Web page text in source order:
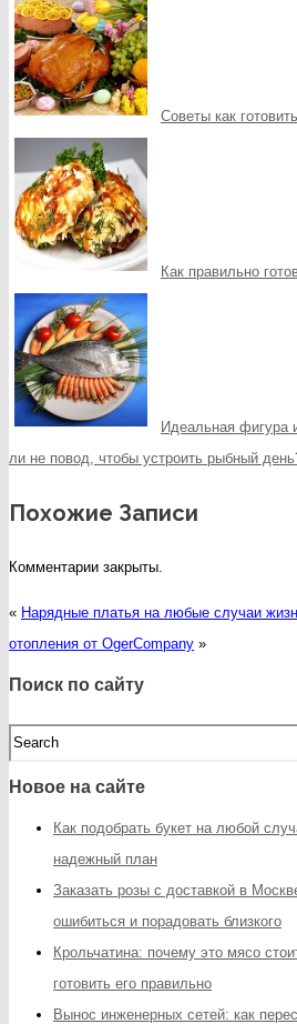
Советы как
Как правильно
Идеальная фигура
ли не повод, чтобы устроить рыбный
Похожие Записи
Комментарии закрыты.
« Нарядные платья на любые случаи
отопления от OgerCompany »
Поиск по сайту
Новое на сайте
Как подобрать букет на любой
надежный план
Заказать розы с доставкой в
ошибиться и порадовать близкого
Крольчатина: почему это мясо
готовить его правильно
Вынос инженерных сетей: как